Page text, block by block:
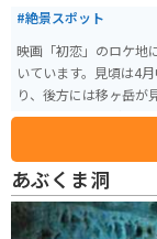
#絶景スポット
映画「初恋」のロケ地
いています。見頃は4
り、後方には移ヶ岳が
国から多くの人が訪れ
あぶくま洞